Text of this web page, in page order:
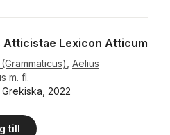
Atticistae Lexicon Atticum
Aelius
m. fl.
2022
till